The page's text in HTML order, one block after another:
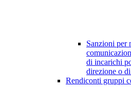
Sanzioni per
di incarichi
direzione o
Rendiconti gruppi